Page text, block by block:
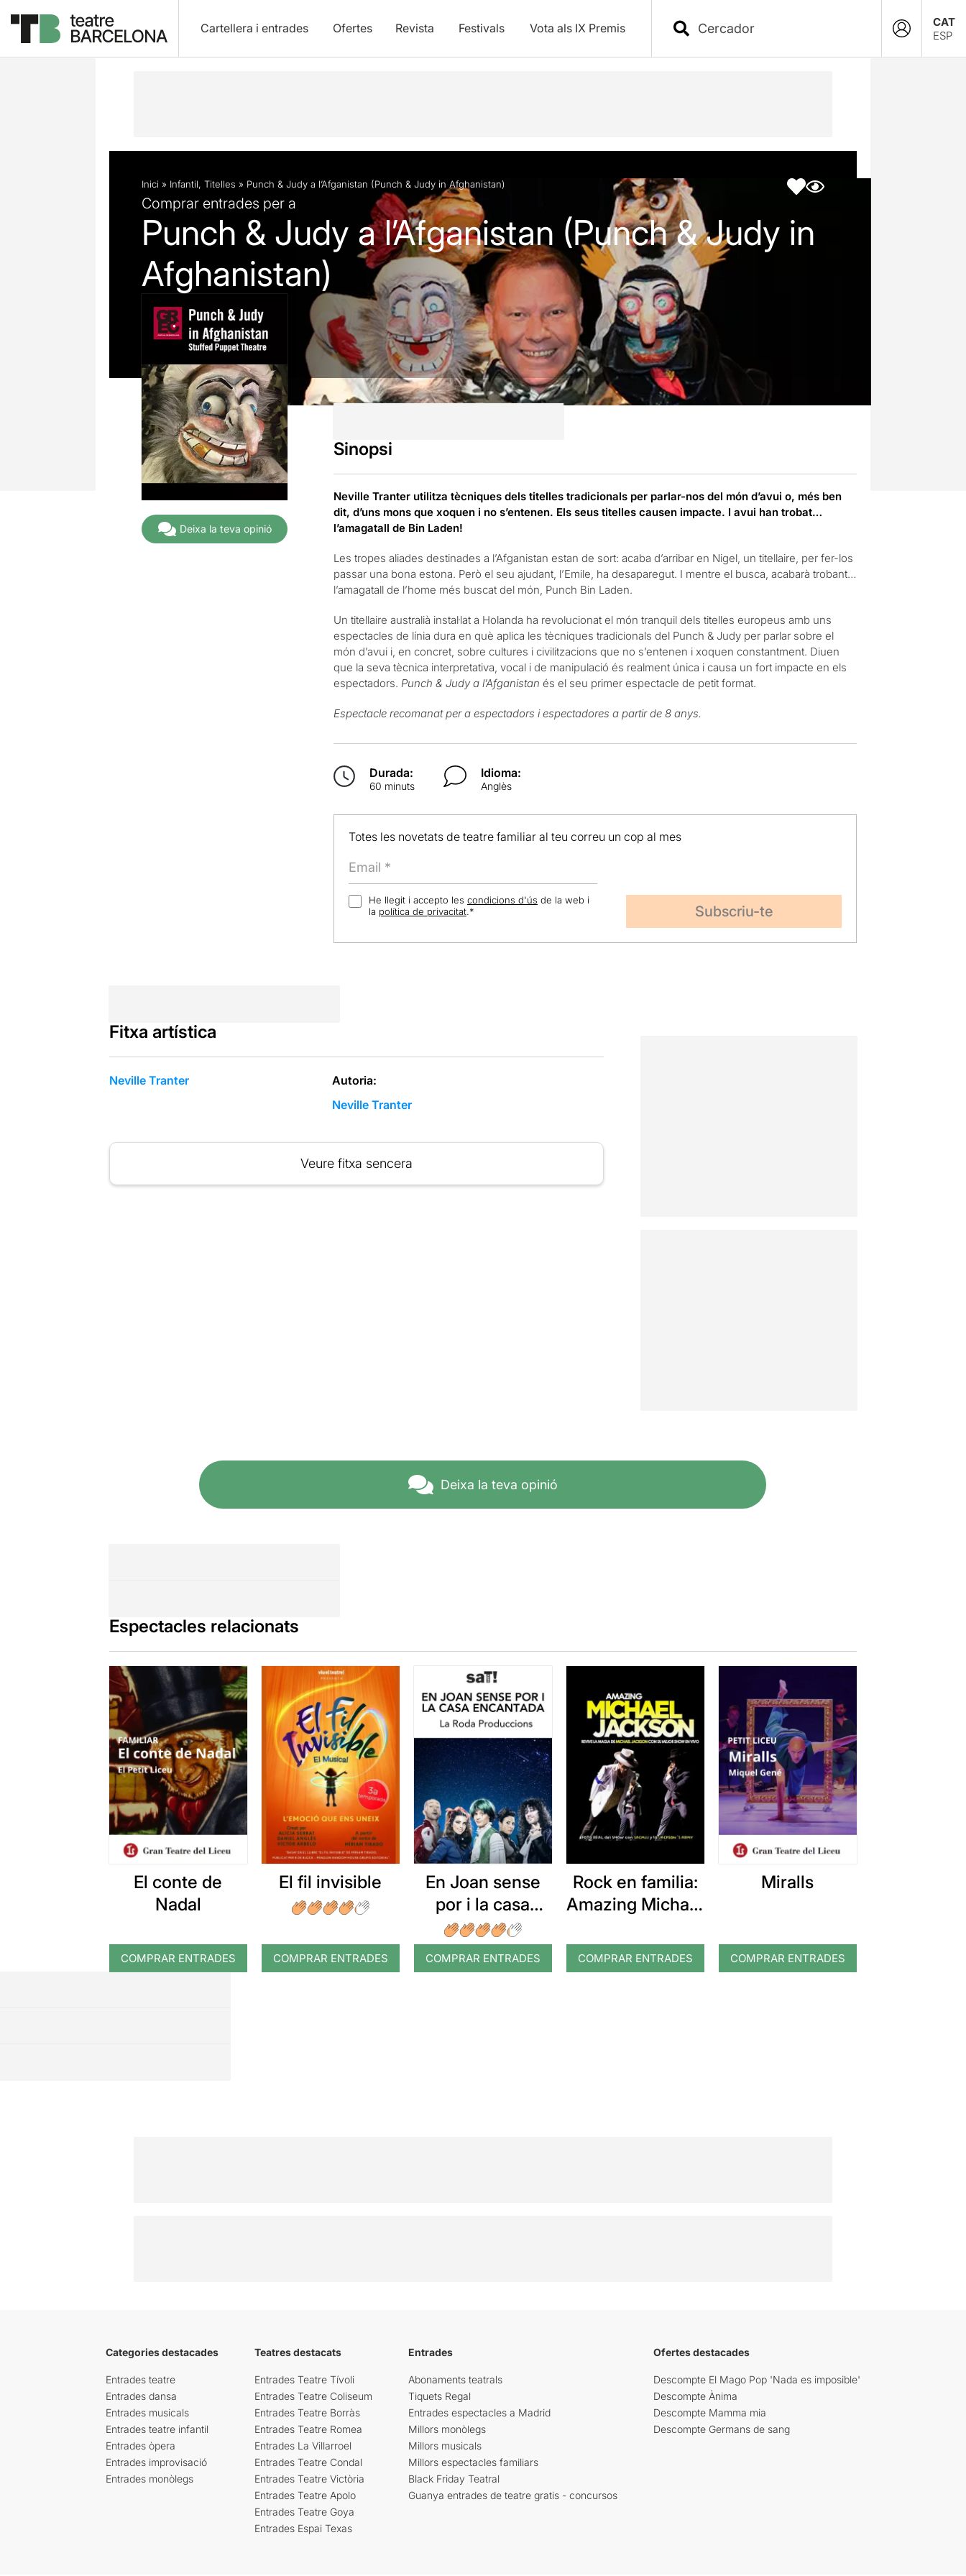
Cartellera i entrades Ofertes Revista Festivals Vota als IX Premis
CAT
ESP
Descripció Fitxa artística
Inici » Infantil, Titelles » Punch & Judy a l’Afganistan (Punch & Judy in Afghanistan)
Comprar entrades per a
Punch & Judy a l’Afganistan (Punch & Judy in
Afghanistan)
Deixa la teva opinió
Sinopsi
Neville Tranter utilitza tècniques dels titelles tradicionals per parlar-nos del món d’avui o, més ben
dit, d’uns mons que xoquen i no s’entenen. Els seus titelles causen impacte. I avui han trobat…
l’amagatall de Bin Laden!
Les tropes aliades destinades a l’Afganistan estan de sort: acaba d’arribar en Nigel, un titellaire, per fer-los
passar una bona estona. Però el seu ajudant, l’Emile, ha desaparegut. I mentre el busca, acabarà trobant…
l’amagatall de l’home més buscat del món, Punch Bin Laden.
Un titellaire australià instal·lat a Holanda ha revolucionat el món tranquil dels titelles europeus amb uns
espectacles de línia dura en què aplica les tècniques tradicionals del Punch & Judy per parlar sobre el
món d’avui i, en concret, sobre cultures i civilitzacions que no s’entenen i xoquen constantment. Diuen
que la seva tècnica interpretativa, vocal i de manipulació és realment única i causa un fort impacte en els
espectadors. Punch & Judy a l’Afganistan és el seu primer espectacle de petit format.
Espectacle recomanat per a espectadors i espectadores a partir de 8 anys.
Durada:
60 minuts
Idioma:
Anglès
Totes les novetats de teatre familiar al teu correu un cop al mes
He llegit i accepto les condicions d'ús de la web i
la política de privacitat.*
Fitxa artística
Neville Tranter
Autoria:
Neville Tranter
Veure fitxa sencera
Deixa la teva opinió
Espectacles relacionats
El conte de
Nadal
COMPRAR ENTRADES
El fil invisible
COMPRAR ENTRADES
En Joan sense
por i la casa
encantada
COMPRAR ENTRADES
Rock en familia:
Amazing Michael
COMPRAR ENTRADES
Miralls
COMPRAR ENTRADES
Categories destacades
Entrades teatre
Entrades dansa
Entrades musicals
Entrades teatre infantil
Entrades òpera
Entrades improvisació
Entrades monòlegs
Teatres destacats
Entrades Teatre Tívoli
Entrades Teatre Coliseum
Entrades Teatre Borràs
Entrades Teatre Romea
Entrades La Villarroel
Entrades Teatre Condal
Entrades Teatre Victòria
Entrades Teatre Apolo
Entrades Teatre Goya
Entrades Espai Texas
Entrades
Abonaments teatrals
Tiquets Regal
Entrades espectacles a Madrid
Millors monòlegs
Millors musicals
Millors espectacles familiars
Black Friday Teatral
Guanya entrades de teatre gratis - concursos
Ofertes destacades
Descompte El Mago Pop 'Nada es imposible'
Descompte Ànima
Descompte Mamma mia
Descompte Germans de sang